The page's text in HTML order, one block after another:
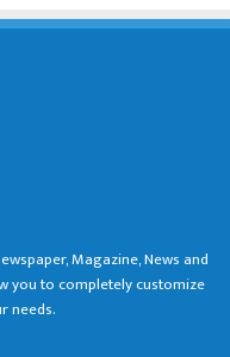
Magazine, News and
you to completely customize
needs.